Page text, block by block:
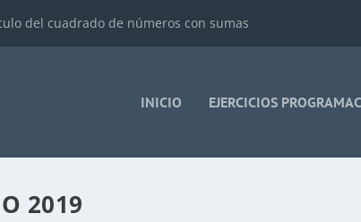
del cuadrado de números con sumas
INICIO EJERCICIOS
2019